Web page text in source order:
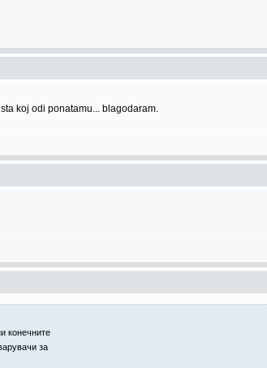
koj odi ponatamu... blagodaram.
конечните
за